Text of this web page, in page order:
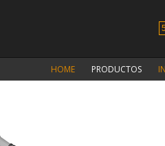
HOME PRODUCTOS